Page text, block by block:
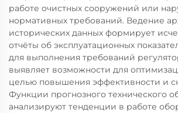
работе очистных сооружений или
нормативных требований. Ведение
исторических данных формирует
отчёты об эксплуатационных
для выполнения требований
выявляет возможности для
целью повышения эффективности и
Функции прогнозного технического
анализируют тенденции в работе